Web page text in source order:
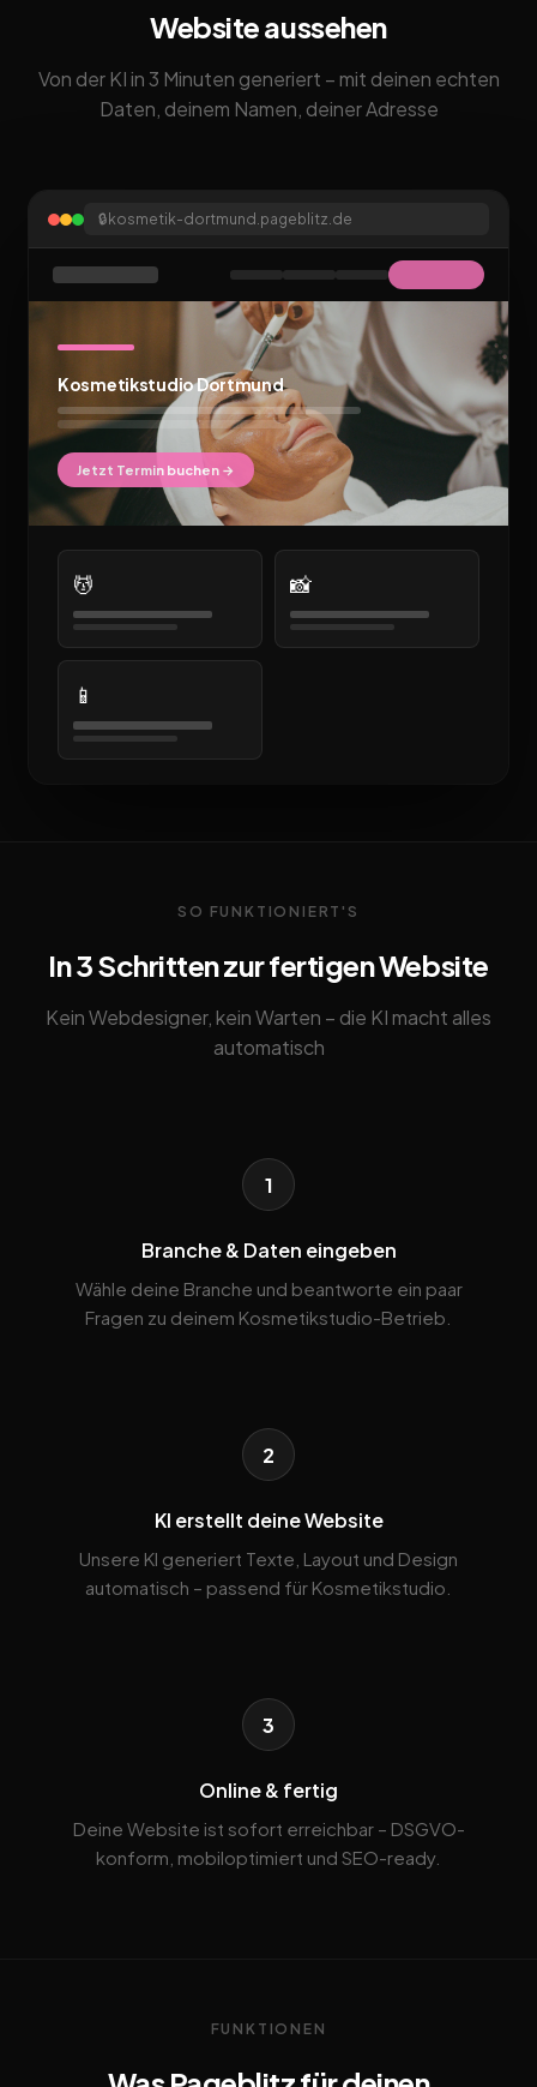
Website aussehen
Von der KI in 3 Minuten generiert – mit deinen echten
Daten, deinem Namen, deiner Adresse
🔒 kosmetik-dortmund.pageblitz.de
Kosmetikstudio Dortmund
Jetzt Termin buchen →
💆 📸
📱
SO FUNKTIONIERT'S
In 3 Schritten zur fertigen Website
Kein Webdesigner, kein Warten – die KI macht alles
automatisch
1
Branche & Daten eingeben
Wähle deine Branche und beantworte ein paar
Fragen zu deinem Kosmetikstudio-Betrieb.
2
KI erstellt deine Website
Unsere KI generiert Texte, Layout und Design
automatisch – passend für Kosmetikstudio.
3
Online & fertig
Deine Website ist sofort erreichbar – DSGVO-
konform, mobiloptimiert und SEO-ready.
FUNKTIONEN